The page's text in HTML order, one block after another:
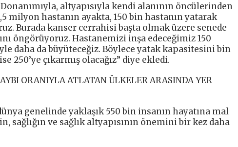
altyapısıyla kendi alanının öncülerinden
milyon hastanın ayakta, 150 bin hastanın yatarak
Burada kanser cerrahisi başta olmak üzere senede
öngörüyoruz. Hastanemizi inşa edeceğimiz 150
daha da büyüteceğiz. Böylece yatak kapasitesini bin
250’ye çıkarmış olacağız” diye ekledi.
ORANIYLA ATLATAN ÜLKELER ARASINDA YER
genelinde yaklaşık 550 bin insanın hayatına mal
sağlığın ve sağlık altyapısının önemini bir kez daha